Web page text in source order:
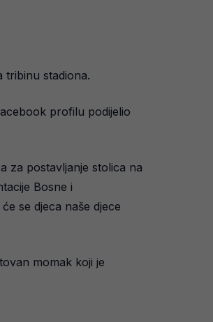
tribinu stadiona.
profilu podijelio
za postavljanje stolica na
Bosne i
se djeca naše djece
momak koji je